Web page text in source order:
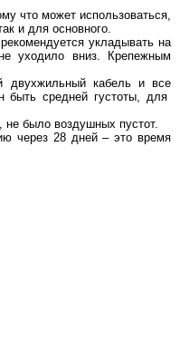
что может использоваться,
и для основного.
укладывать на
уходило вниз. Крепежным
двухжильный кабель и все
быть средней густоты, для
не было воздушных пустот.
через 28 дней – это время